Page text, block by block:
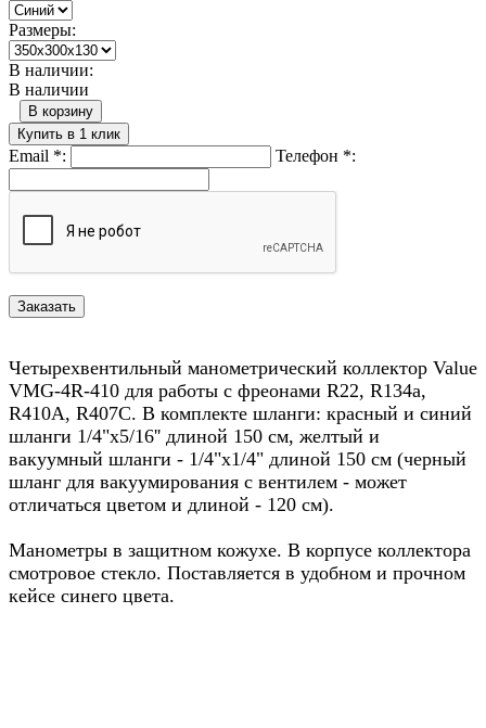
Размеры:
В наличии:
В наличии
В корзину
Купить в 1 клик
Email *: Телефон *:
Четырехвентильный манометрический коллектор Value
VMG-4R-410 для работы с фреонами R22, R134a,
R410A, R407C. В комплекте шланги: красный и синий
шланги 1/4"х5/16'' длиной 150 см, желтый и
вакуумный шланги - 1/4"х1/4" длиной 150 см (черный
шланг для вакуумирования с вентилем - может
отличаться цветом и длиной - 120 см).
Манометры в защитном кожухе. В корпусе коллектора
смотровое стекло. Поставляется в удобном и прочном
кейсе синего цвета.